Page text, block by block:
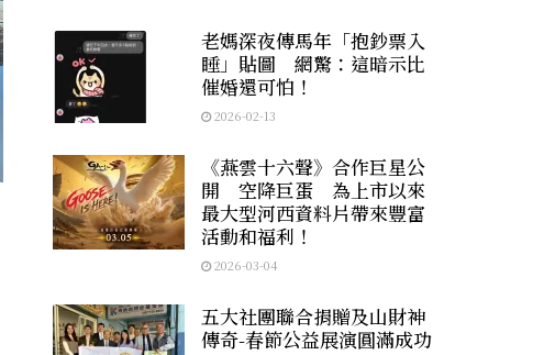
老媽深夜傳馬年「抱鈔票入
睡」貼圖 網驚：這暗示比
催婚還可怕！
2026-02-13
《燕雲十六聲》合作巨星公
開 空降巨蛋 為上市以來
最大型河西資料片帶來豐富
活動和福利！
2026-03-04
五大社團聯合捐贈及山財神
傳奇-春節公益展演圓滿成功